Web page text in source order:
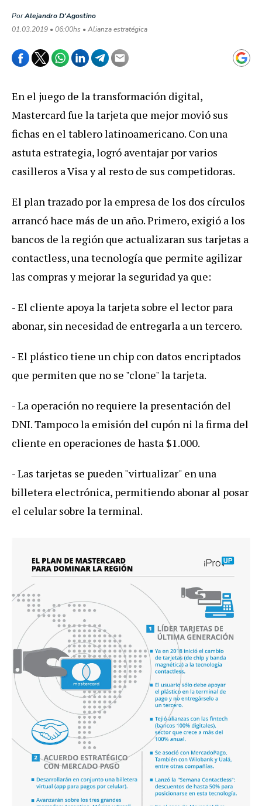
PorAlejandro D'Agostino
01.03.2019 • 06:00hs • Alianza estratégica
En el juego de latransformación digital,
Mastercardfue latarjeta que mejor movió sus
fichas en el tablerolatinoamericano. Conuna
astuta estrategia,logró aventajar porvarios
casilleros aVisay al resto de sus competidoras.
El plantrazado porla empresa de los dos círculos
arrancóhace más de un año.Primero, exigió alos
bancos de la región que actualizaran sus tarjetas a
contactless,unatecnología que permite agilizar
las compras y mejorarla seguridadya que:
-El cliente apoyalatarjeta sobre el lector para
abonar, sin necesidad de entregarla auntercero.
-El plásticotiene un chip con datos encriptados
que permiten que no se "clone"latarjeta.
-La operación no requiere la presentación del
DNI.Tampocola emisión del cupón ni lafirma del
cliente en operaciones de hasta $1.000.
-Las tarjetas se pueden"virtualizar" enuna
billetera electrónica, permitiendo abonar al posar
el celular sobre laterminal.